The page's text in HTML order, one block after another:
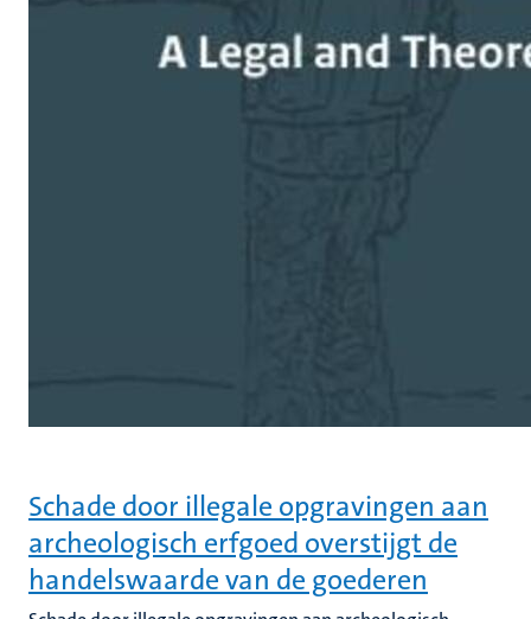
Schade door illegale opgravingen aan
archeologisch erfgoed overstijgt de
handelswaarde van de goederen